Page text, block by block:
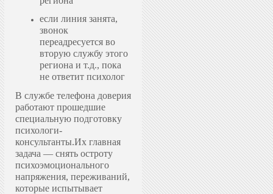
если линия занята,
звонок
переадресуется во
вторую службу этого
региона и т.д., пока
не ответит психолог
В службе телефона доверия
работают прошедшие
специальную подготовку
психологи-
консультанты.Их главная
задача — снять остроту
психоэмоционального
напряжения, переживаний,
которые испытывает